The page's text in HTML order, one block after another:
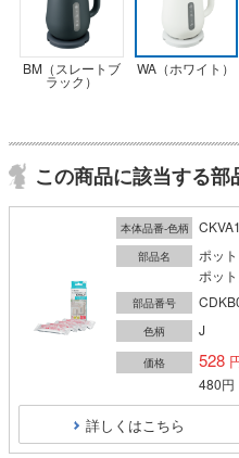
BM（スレートブ
ラック）
WA（ホワイト）
この商品に該当する部
本体品番-色柄
部品名
ポッ
ポッ
部品番号
色柄 J
価格 528
480円
詳しくはこちら